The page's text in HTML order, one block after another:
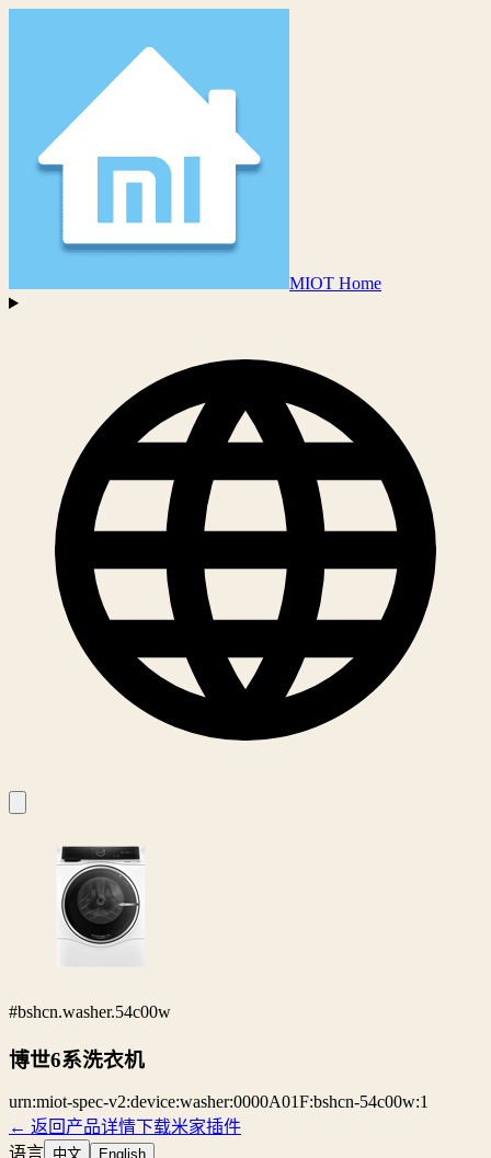
MIOT Home
#bshcn.washer.54c00w
博世6系洗衣机
urn:miot-spec-v2:device:washer:0000A01F:bshcn-54c00w:1
← 返回产品详情下载米家插件
语言 中文 English